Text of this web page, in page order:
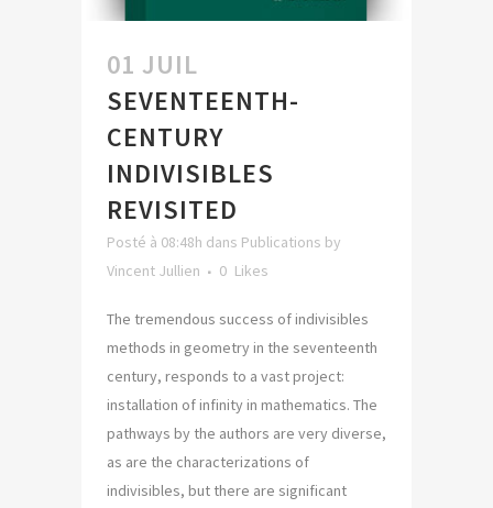
01 JUIL
SEVENTEENTH-
CENTURY
INDIVISIBLES
REVISITED
Posté à 08:48h dans Publications by
Vincent Jullien
0 Likes
The tremendous success of indivisibles
methods in geometry in the seventeenth
century, responds to a vast project:
installation of infinity in mathematics. The
pathways by the authors are very diverse,
as are the characterizations of
indivisibles, but there are significant